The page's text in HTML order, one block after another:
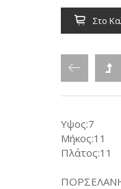
Στο
Υψος:7
Μήκος:11
Πλάτος:11
ΠΟΡΣΕΛΑΝΗ